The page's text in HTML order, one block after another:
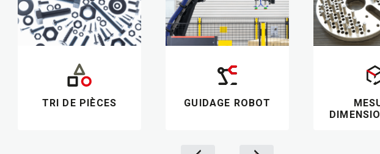
TRI DE PIÈCES GUIDAGE ROBOT